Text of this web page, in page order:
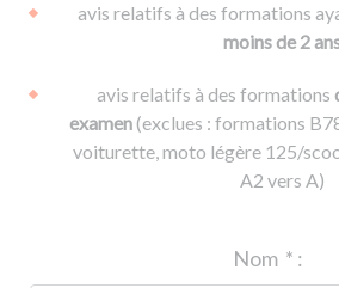
avis relatifs à des formations
moins de 2
avis relatifs à des formations
examen(exclues : formations
voiturette, moto légère 125/
A2 vers A)
* :